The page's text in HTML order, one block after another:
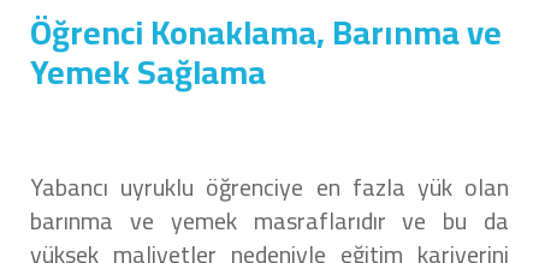
Öğrenci Konaklama, Barınma ve
Yemek Sağlama
Yabancı uyruklu öğrenciye en fazla yük olan
barınma ve yemek masraflarıdır ve bu da
yüksek maliyetler nedeniyle eğitim kariyerini